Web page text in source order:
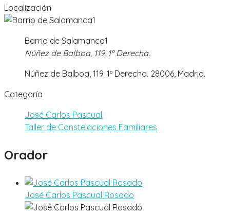
Localización
Barrio de Salamanca1
Núñez de Balboa, 119. 1º Derecha.
Núñez de Balboa, 119. 1º Derecha. 28006, Madrid.
Categoría
José Carlos Pascual
Taller de Constelaciones Familiares
Orador
José Carlos Pascual Rosado